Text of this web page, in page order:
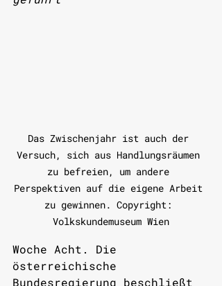
Das Zwischenjahr ist auch der
Versuch, sich aus Handlungsräumen
zu befreien, um andere
Perspektiven auf die eigene Arbeit
zu gewinnen. Copyright:
Volkskundemuseum Wien
Woche Acht. Die
österreichische
Bundesregierung beschließt